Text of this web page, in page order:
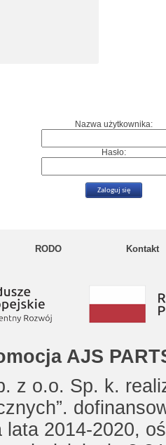
Nazwa użytkownika:
Hasło:
RODO Kontakt
AJS
z o.o. Sp. k.
lata 2014-2020,